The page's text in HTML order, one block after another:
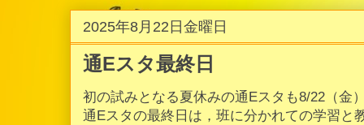
2025年8月22日金曜日
通Eスタ最終日
初の試みとなる夏休みの通Eスタも8/22（金
通Eスタの最終日は，班に分かれての学習と